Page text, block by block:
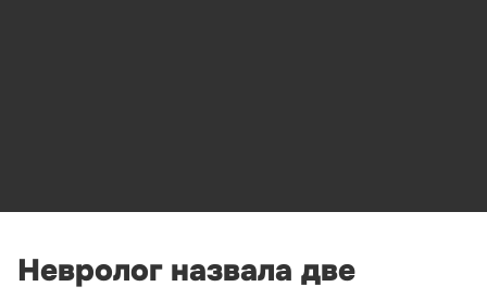
Невролог назвала две